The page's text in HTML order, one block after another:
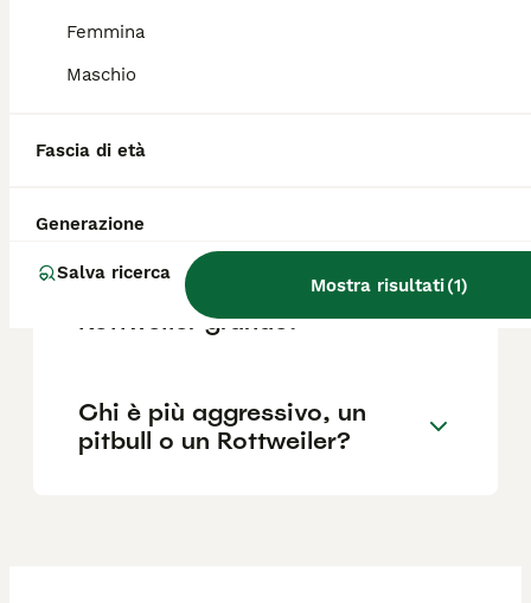
Femmina
Maschio
Fascia di età
Generazione
Salva ricerca
Mostra risultati(1)
Rottweiler?
Qual è la taglia di un
Rottweiler grande?
Chi è più aggressivo, un
pitbull o un Rottweiler?